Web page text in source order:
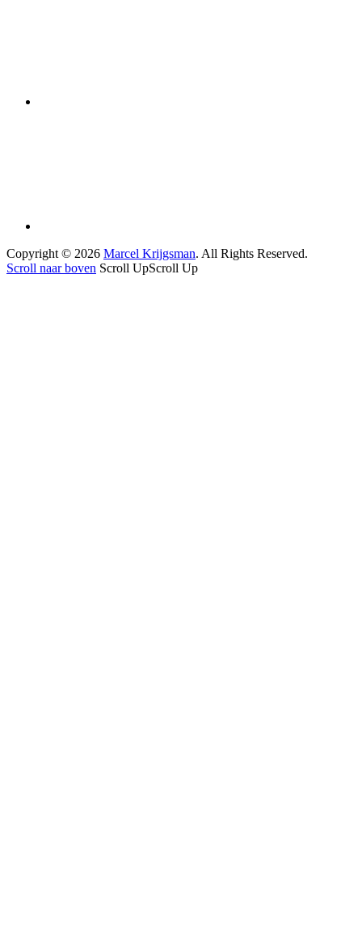
Copyright © 2026 Marcel Krijgsman. All Rights Reserved.
Scroll naar boven Scroll UpScroll Up